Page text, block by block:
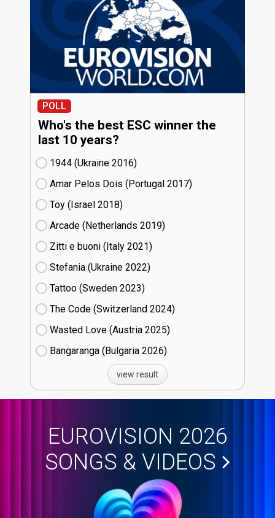
POLL
Who's the best ESC winner the
last 10 years?
1944 (Ukraine
16)
Amar Pelos Dois (Portugal
17)
Toy (Israel
18)
Arcade (Netherlands
19)
Zitti e buoni​ (Italy
21)
Stefania (Ukraine
22)
Tattoo (Sweden
23)
The Code (Switzerland
24)
Wasted Love (Austria
25)
Bangaranga (Bulgaria
26)
view result
EUROVISION 2026
SONGS & VIDEOS